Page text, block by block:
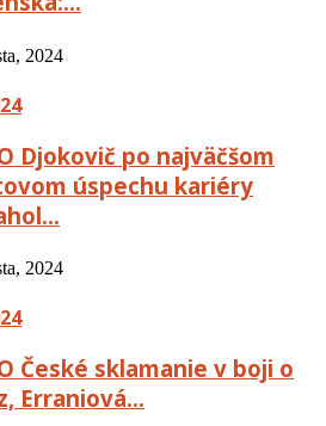
2024
Djokovič po najväčšom
úspechu kariéry
2024
České sklamanie v boji o
Erraniová…